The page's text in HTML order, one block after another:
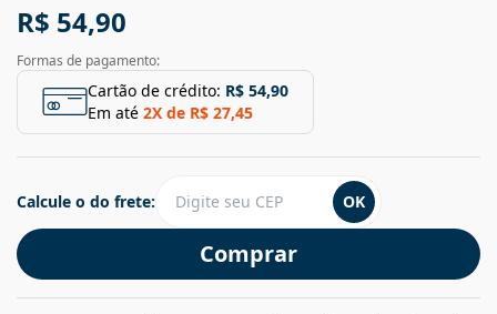
R$ 54,90
Formas de pagamento:
Cartão de crédito: R$ 54,90
Em até 2X de R$ 27,45
Comprar
Calcule o do frete: OK